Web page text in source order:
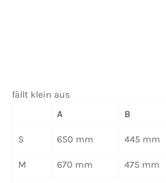
fällt klein aus
A
B
S 650 mm 445 mm
M 670 mm 475 mm